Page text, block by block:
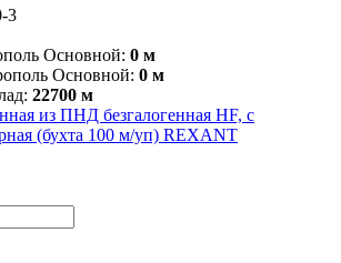
3
Основной: 0 м
Основной: 0 м
22700 м
из ПНД безгалогенная HF, с
(бухта 100 м/уп) REXANT